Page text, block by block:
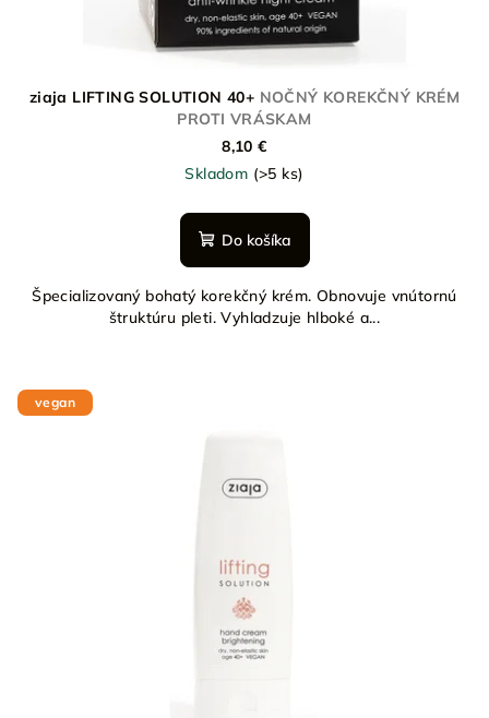
ziaja LIFTING SOLUTION 40+ NOČNÝ KOREKČNÝ KRÉM
PROTI VRÁSKAM
8,10 €
Skladom (>5 ks)
Do košíka
Špecializovaný bohatý korekčný krém. Obnovuje vnútornú
štruktúru pleti. Vyhladzuje hlboké a...
vegan